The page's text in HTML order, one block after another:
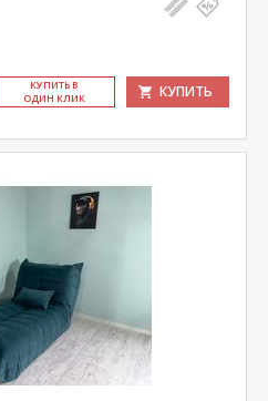
КУ­ПИТЬ В
ОДИН КЛИК
КУПИТЬ